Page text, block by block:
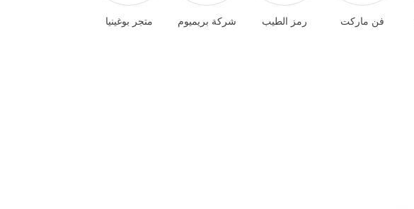
فن ماركت رمز الطيب شركة بريميوم متجر بوغينيا